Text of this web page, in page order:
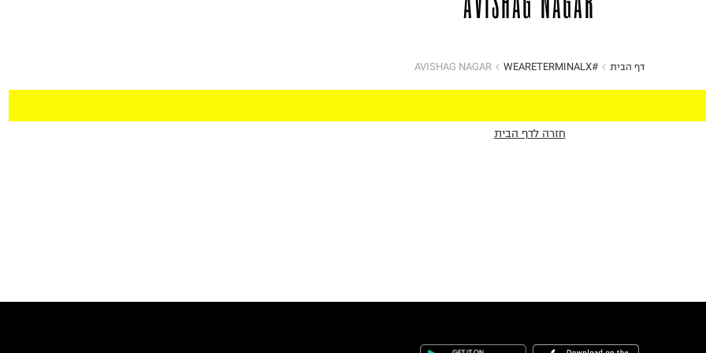
אני רוצה לקבל מטרמינל איקס מידע ופרסום על הטבות,
דף הבית #WEARETERMINALX
AVISHAG NAGAR
חזרה לדף הבית